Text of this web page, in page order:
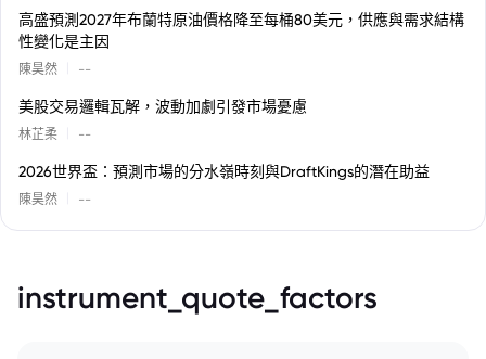
高盛預測2027年布蘭特原油價格降至每桶80美元，供應與需求結構
性變化是主因
陳昊然 --
美股交易邏輯瓦解，波動加劇引發市場憂慮
林芷柔 --
2026世界盃：預測市場的分水嶺時刻與DraftKings的潛在助益
陳昊然 --
instrument_quote_factors